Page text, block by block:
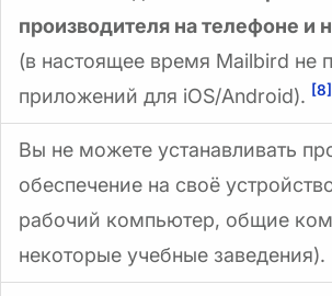
производителя на телефоне и
(в настоящее время Mailbird не
приложений для iOS/Android). [8]
Вы не можете устанавливать
обеспечение на своё
рабочий компьютер, общие
некоторые учебные заведения).